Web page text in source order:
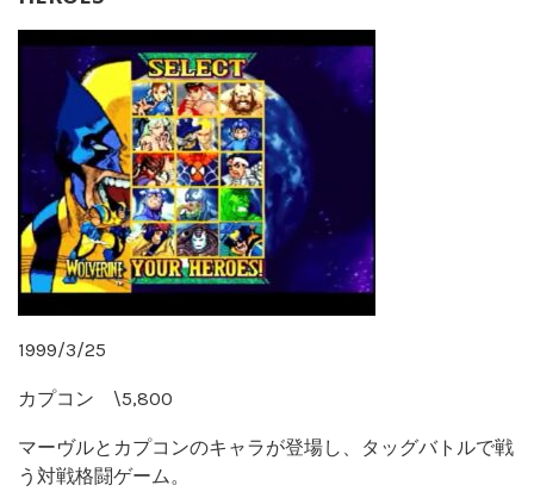
1999/3/25
カプコン \5,800
マーヴルとカプコンのキャラが登場し、タッグバトルで戦
う対戦格闘ゲーム。